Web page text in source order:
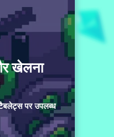
खेलना
पर उपलब्ध